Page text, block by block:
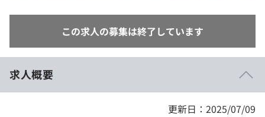
この求人の募集は終了しています
求人概要
更新日：2025/07/09